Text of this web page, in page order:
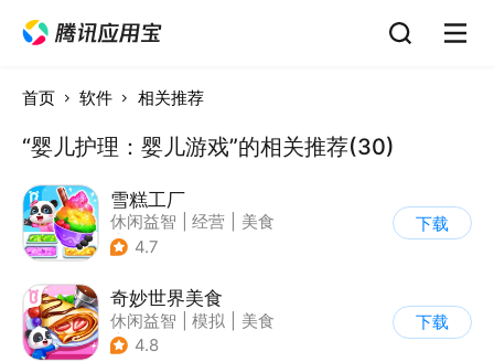
首页 软件 相关推荐
“婴儿护理：婴儿游戏”的相关推荐(30)
雪糕工厂
休闲益智 经营
美食
| 宝宝巴士
4.7
下载
奇妙世界美食
休闲益智 模拟
美食
| 宝宝巴士
4.8
下载